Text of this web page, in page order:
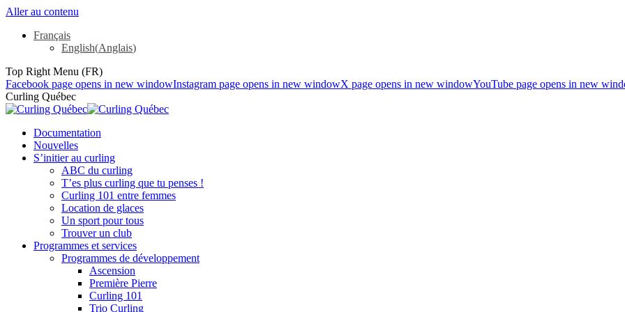
Aller au contenu
Français
English(Anglais)
Top Right Menu (FR)
Facebook page opens in new windowInstagram page opens in new windowX page opens in new windowYouTube page opens in new
Curling Québec
Documentation
Nouvelles
S’initier au curling
ABC du curling
T’es plus curling que tu penses !
Curling 101 entre femmes
Location de glaces
Un sport pour tous
Trouver un club
Programmes et services
Programmes de développement
Ascension
Première Pierre
Curling 101
Trio Curling